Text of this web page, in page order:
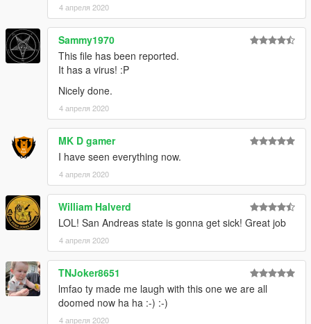
4 апреля 2020
Sammy1970
This file has been reported.
It has a virus! :P
Nicely done.
4 апреля 2020
MK D gamer
I have seen everything now.
4 апреля 2020
William Halverd
LOL! San Andreas state is gonna get sick! Great job
4 апреля 2020
TNJoker8651
lmfao ty made me laugh with this one we are all
doomed now ha ha :-) :-)
4 апреля 2020